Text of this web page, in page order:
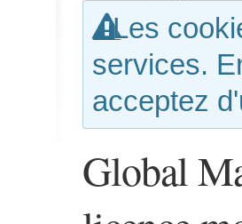
Les
services.
acceptez
Global